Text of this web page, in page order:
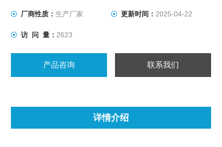
厂商性质：生产厂家 更新时间： 2025-04-22
访 问 量： 2623
产品咨询 联系我们
详情介绍